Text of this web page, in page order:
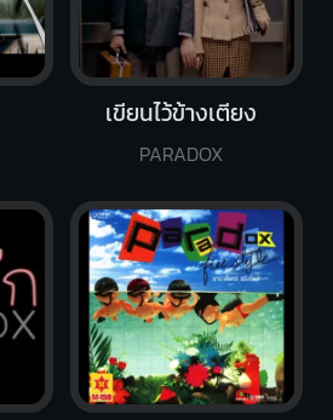
เขียนไว้ข้างเตียง
PARADOX